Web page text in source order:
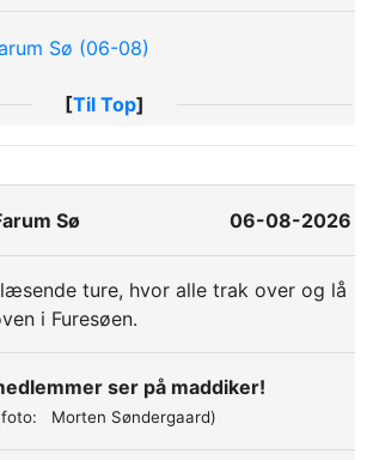
Sø (06-08)
[Til Top]
Sø 06-08-2026
ture, hvor alle trak over og lå
i Furesøen.
ser på maddiker!
Morten Søndergaard)